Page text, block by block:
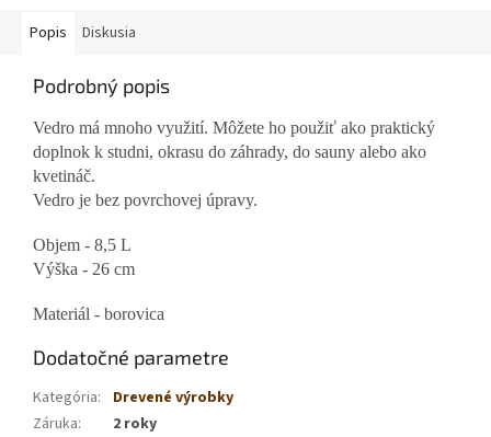
Popis Diskusia
Podrobný popis
Vedro má mnoho využití. Môžete ho použiť ako praktický
doplnok k studni, okrasu do záhrady, do sauny alebo ako
kvetináč.
Vedro je bez povrchovej úpravy.
Objem - 8,5 L
Výška - 26 cm
Materiál - borovica
Dodatočné parametre
Kategória:
Drevené výrobky
Záruka:
2 roky